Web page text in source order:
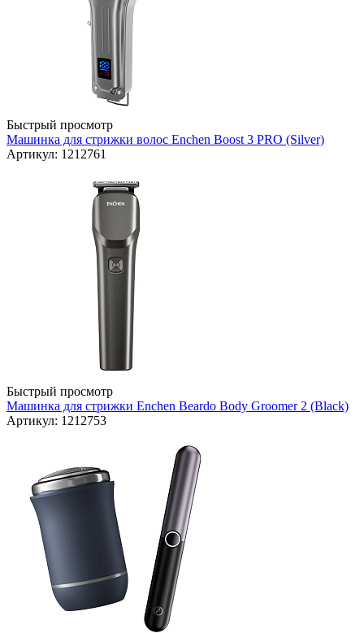
Быстрый просмотр
Машинка для стрижки волос Enchen Boost 3 PRO (Silver)
Артикул: 1212761
Быстрый просмотр
Машинка для стрижки Enchen Beardo Body Groomer 2 (Black)
Артикул: 1212753